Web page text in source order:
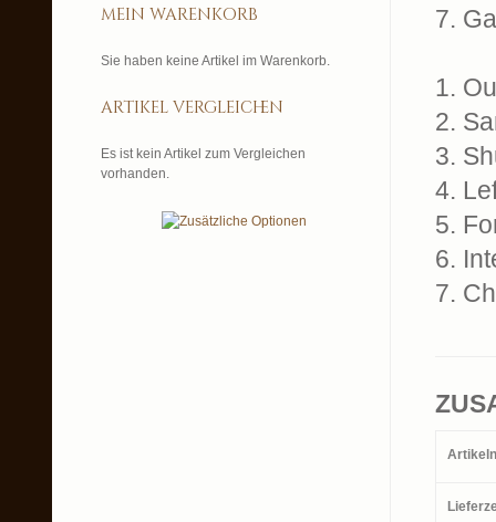
7.
1.
2.
3.
4.
5.
6.
7.
mein warenkorb
Sie haben keine Artikel im Warenkorb.
artikel vergleichen
Es ist kein Artikel zum Vergleichen
vorhanden.